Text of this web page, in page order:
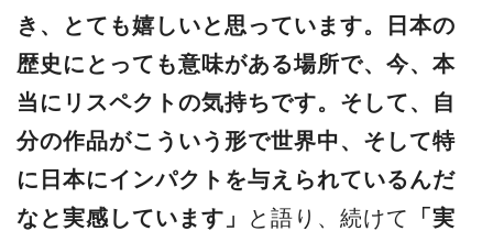
き、とても嬉しいと思っています。日本の
歴史にとっても意味がある場所で、今、本
当にリスペクトの気持ちです。そして、自
分の作品がこういう形で世界中、そして特
に日本にインパクトを与えられているんだ
なと実感しています」
と語り、続けて
「実